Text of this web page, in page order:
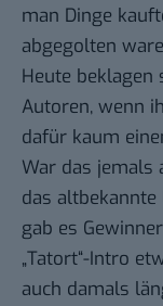
man Dinge
abgegolten
Heute beklagen
Autoren, wenn
dafür kaum
War das jemals
das
gab es
„Tatort“-Intro
auch damals